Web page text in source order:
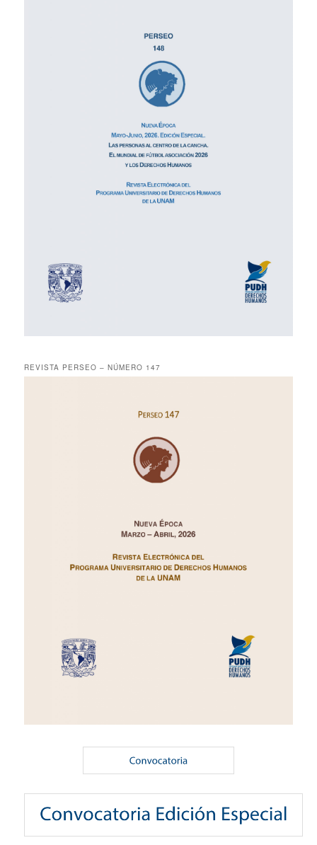
REVISTA PERSEO – NÚMERO 147